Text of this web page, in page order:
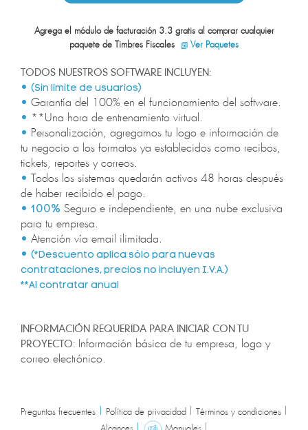
Agrega el módulo de facturación 3.3 gratis al comprar cualquier
paquete de Timbres Fiscales
Ver Paquetes
TODOS NUESTROS SOFTWARE INCLUYEN:
• (Sin limite de usuarios)
• Garantía del 100% en el funcionamiento del software.
• **Una hora de entrenamiento virtual.
• Personalización, agregamos tu logo e información de
tu negocio a los formatos ya establecidos como recibos,
tickets, reportes y correos.
•
Todos los sistemas quedarán activos 48 horas después
de haber recibido el pago.
• 100% Seguro e independiente, en una nube exclusiva
para tu empresa.
• Atención vía email ilimitada.
• (*Descuento aplica sólo para nuevas
contrataciones, precios no incluyen I.V.A.)
**Al contratar anual
INFORMACIÓN REQUERIDA PARA INICIAR CON TU
PROYECTO: Información básica de tu empresa, logo y
correo electrónico.
Preguntas frecuentes Política de privacidad Términos y condiciones